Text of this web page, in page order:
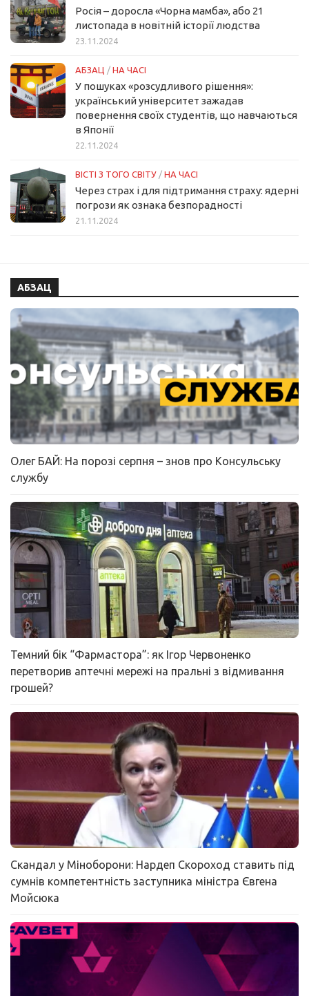
Росія – доросла «Чорна мамба», або 21
листопада в новітній історії людства
23.11.2024
АБЗАЦ / НА ЧАСІ
У пошуках «розсудливого рішення»:
український університет зажадав
повернення своїх студентів, що навчаються
в Японії
22.11.2024
ВІСТІ З ТОГО СВІТУ / НА ЧАСІ
Через страх і для підтримання страху: ядерні
погрози як ознака безпорадності
21.11.2024
АБЗАЦ
Олег БАЙ: На порозі серпня – знов про Консульську
службу
Темний бік “Фармастора”: як Ігор Червоненко
перетворив аптечні мережі на пральні з відмивання
грошей?
Скандал у Міноборони: Нардеп Скороход ставить під
сумнів компетентність заступника міністра Євгена
Мойсюка